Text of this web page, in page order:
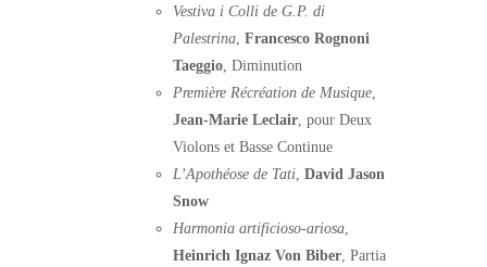
Vestiva i Colli de G.P. di
Palestrina, Francesco Rognoni
Taeggio, Diminution
Première Récréation de Musique,
Jean-Marie Leclair, pour Deux
Violons et Basse Continue
L’Apothéose de Tati, David Jason
Snow
Harmonia artificioso-ariosa,
Heinrich Ignaz Von Biber, Partia